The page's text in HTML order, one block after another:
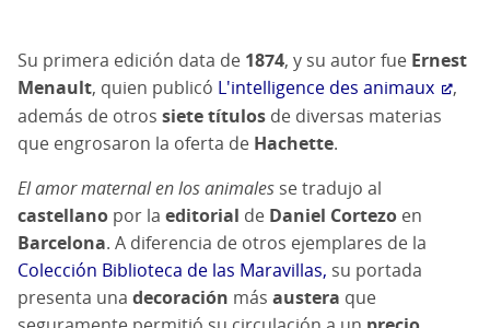
Su primera edición data de 1874, y su autor fue Ernest
Menault, quien publicó L'intelligence des animaux
,
además de otros siete títulos de diversas materias
que engrosaron la oferta de Hachette.
El amor maternal en los animales se tradujo al
castellano por la editorial de Daniel Cortezo en
Barcelona. A diferencia de otros ejemplares de la
Colección Biblioteca de las Maravillas, su portada
presenta una decoración más austera que